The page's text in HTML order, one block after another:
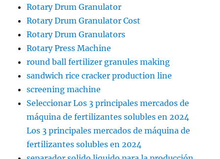
Rotary Drum Granulator
Rotary Drum Granulator Cost
Rotary Drum Granulators
Rotary Press Machine
round ball fertilizer granules making
sandwich rice cracker production line
screening machine
Seleccionar Los 3 principales mercados de
máquina de fertilizantes solubles en 2024
Los 3 principales mercados de máquina de
fertilizantes solubles en 2024